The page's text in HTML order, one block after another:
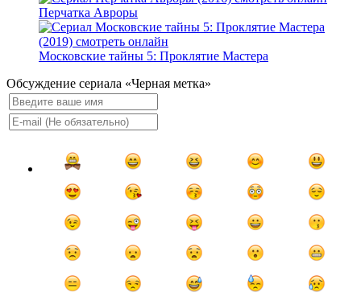
Перчатка Авроры
Московские тайны 5: Проклятие Мастера
Обсуждение сериала «Черная метка»